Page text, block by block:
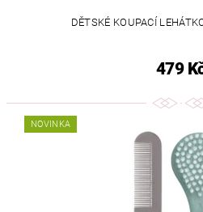
DĚTSKÉ KOUPACÍ
479
NOVINKA